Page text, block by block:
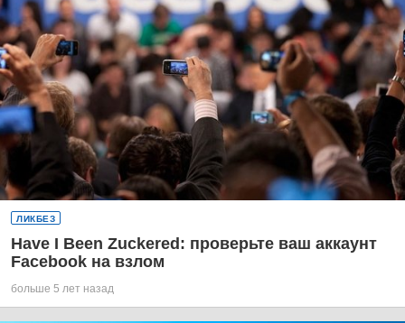
ЛИКБЕЗ
Have I Been Zuckered: проверьте ваш аккаунт
Facebook на взлом
больше 5 лет назад